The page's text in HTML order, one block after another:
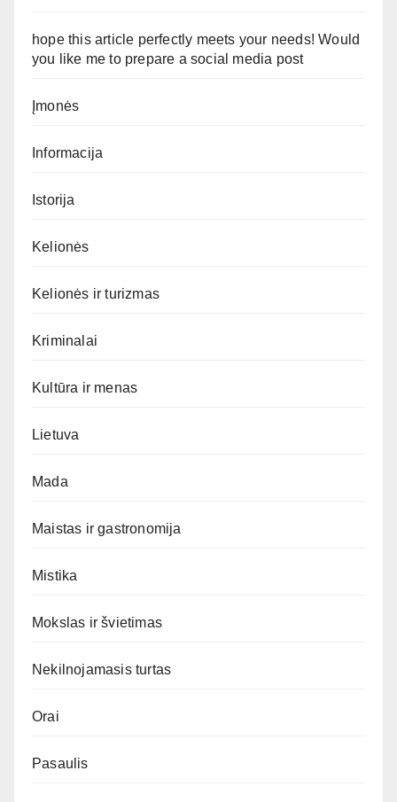
hope this article perfectly meets your needs! Would
you like me to prepare a social media post
Įmonės
Informacija
Istorija
Kelionės
Kelionės ir turizmas
Kriminalai
Kultūra ir menas
Lietuva
Mada
Maistas ir gastronomija
Mistika
Mokslas ir švietimas
Nekilnojamasis turtas
Orai
Pasaulis